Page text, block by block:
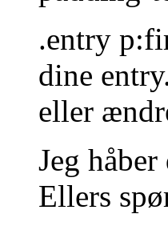
.entry
dine
eller
Jeg
Ellers